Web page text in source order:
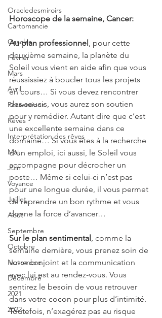
Oracledesmiroirs
Cartomancie
Oracles
Février
Mars
Avril
Possessions
Rêves
Interprétation des rêves
Mai
Juin
Voyance
Juillet
Août
Septembre
Octobre
Novembre
Décembre
2021
2022
Horoscope de la semaine, Cancer:
Au plan professionnel , pour cette
deuxième semaine, la planète du
Soleil vous vient en aide afin que vous
réussissiez à boucler tous les projets
en cours… Si vous devez rencontrer
des soucis, vous aurez son soutien
pour y remédier. Autant dire que c’est
une excellente semaine dans ce
domaine… Si vous êtes à la recherche
d’un emploi, ici aussi, le Soleil vous
accompagne pour décrocher un
poste… Même si celui-ci n’est pas
pour une longue durée, il vous permet
de reprendre un bon rythme et vous
donne la force d’avancer…
Sur le plan sentimental , comme la
semaine dernière, vous prenez soin de
votre conjoint et la communication
avec lui est au rendez-vous. Vous
sentirez le besoin de vous retrouver
dans votre cocon pour plus d’intimité.
Toutefois, n’exagérez pas au risque